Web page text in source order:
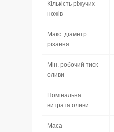
Кількість ріжучих
ножів
Макс. діаметр
різання
Мін. робочий тиск
оливи
Номінальна
витрата оливи
Маса